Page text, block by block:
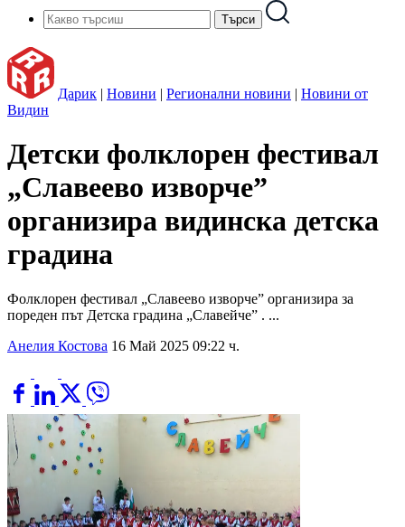
Дарик | Новини | Регионални новини | Новини от
Видин
Детски фолклорен фестивал
„Славеево изворче”
организира видинска детска
градина
Фолклорен фестивал „Славеево изворче” организира за
пореден път Детска градина „Славейче” . ...
Анелия Костова 16 Май 2025 09:22 ч.